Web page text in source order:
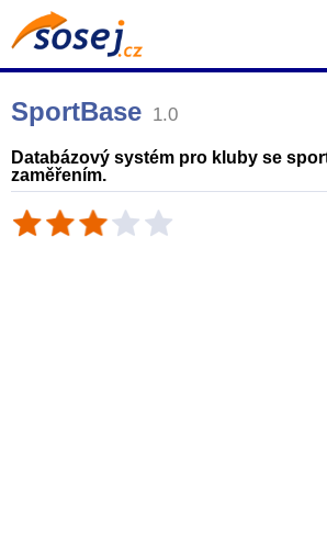
SportBase 1.0
Databázový systém pro kluby se
zaměřením.